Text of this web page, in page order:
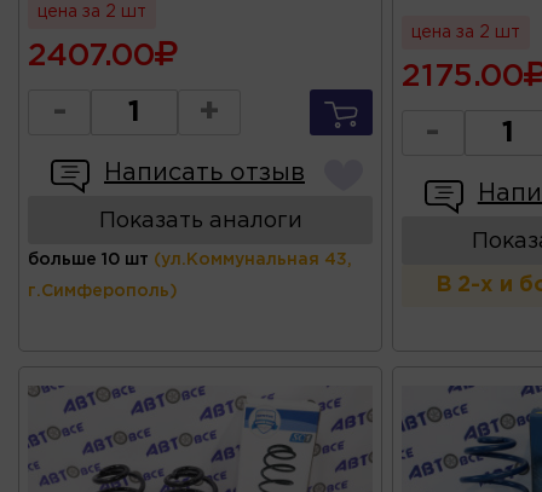
цена за 2 шт
2407.00
- +
Написать отзыв
Показать аналоги
больше 10 шт (ул.Коммунальная 43,
г.Симферополь)
цена за 2 шт
2175.00
-
В 2-х и